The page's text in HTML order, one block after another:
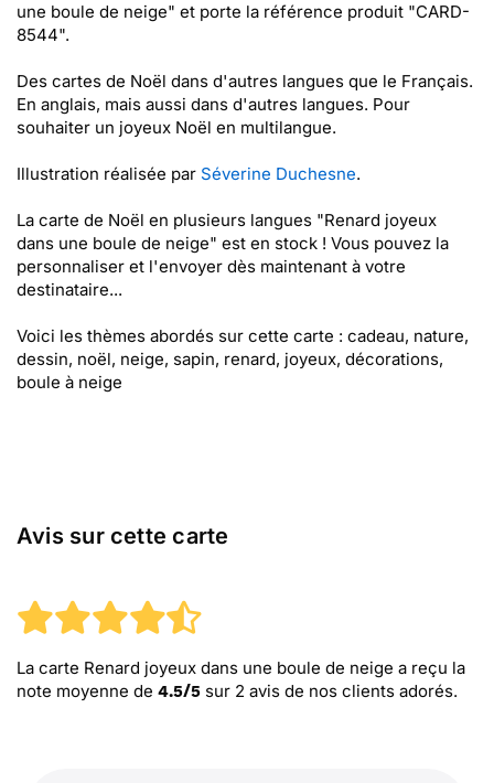
une boule de neige" et porte la référence produit "CARD-
8544".
Des cartes de Noël dans d'autres langues que le Français.
En anglais, mais aussi dans d'autres langues. Pour
souhaiter un joyeux Noël en multilangue.
Illustration réalisée par Séverine Duchesne.
La carte de Noël en plusieurs langues "Renard joyeux
dans une boule de neige" est en stock ! Vous pouvez la
personnaliser et l'envoyer dès maintenant à votre
destinataire...
Voici les thèmes abordés sur cette carte : cadeau, nature,
dessin, noël, neige, sapin, renard, joyeux, décorations,
boule à neige
Avis sur cette carte
La carte Renard joyeux dans une boule de neige a reçu la
note moyenne de 4.5/5 sur 2 avis de nos clients adorés.